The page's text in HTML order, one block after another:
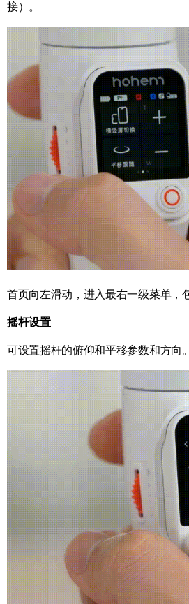
接）。
首页向左滑动，进入最右一级菜单，
摇杆设置
可设置摇杆的俯仰和平移参数和方向。